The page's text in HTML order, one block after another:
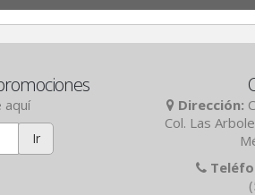
aquí
Ir
Dirección:
Col. Las